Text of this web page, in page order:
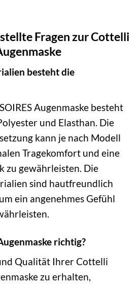
Fragen zur Cottelli
besteht die
Augenmaske besteht
und Elasthan. Die
kann je nach Modell
Tragekomfort und eine
zu gewährleisten. Die
sind hautfreundlich
ein angenehmes Gefühl
richtig?
Qualität Ihrer Cottelli
zu erhalten,